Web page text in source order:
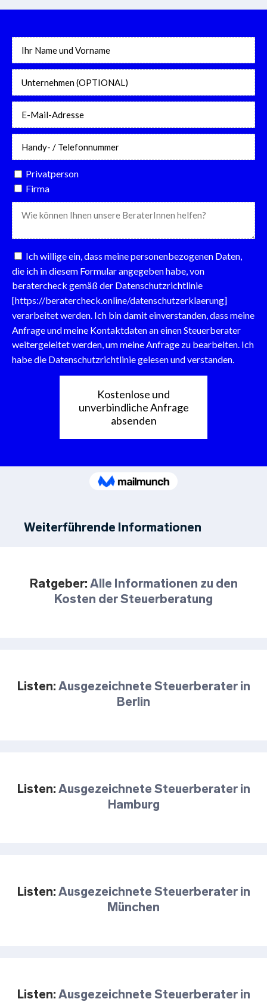
Weiterführende Informationen
Ratgeber: Alle Informationen zu den
Kosten der Steuerberatung
Listen: Ausgezeichnete Steuerberater in
Berlin
Listen: Ausgezeichnete Steuerberater in
Hamburg
Listen: Ausgezeichnete Steuerberater in
München
Listen: Ausgezeichnete Steuerberater in